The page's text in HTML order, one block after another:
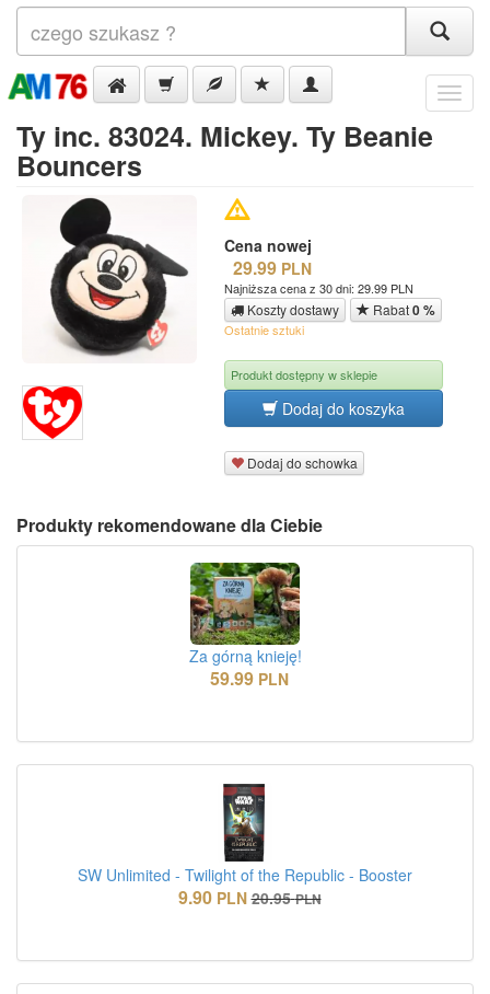
Menu
Ty inc. 83024. Mickey. Ty Beanie
Bouncers
Cena nowej
29.99 PLN
Najniższa cena z 30 dni: 29.99 PLN
Koszty dostawy Rabat0 %
Ostatnie sztuki
Produkt dostępny w sklepie
Dodaj do koszyka
Dodaj do schowka
Produkty rekomendowane dla Ciebie
Za górną knieję!
59.99 PLN
SW Unlimited - Twilight of the Republic - Booster
9.90 PLN 20.95 PLN